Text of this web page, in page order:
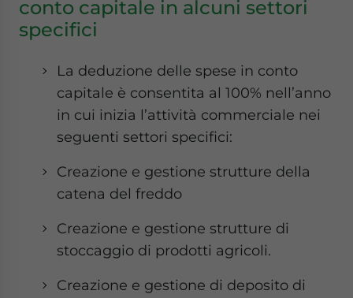
conto capitale in alcuni settori
specifici
La deduzione delle spese in conto
capitale è consentita al 100% nell’anno
in cui inizia l’attività commerciale nei
seguenti settori specifici:
Creazione e gestione strutture della
catena del freddo
Creazione e gestione strutture di
stoccaggio di prodotti agricoli.
Creazione e gestione di deposito di